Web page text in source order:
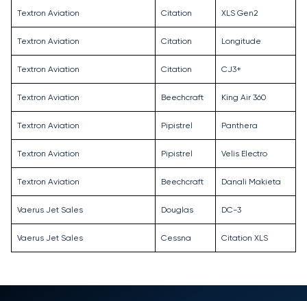
Textron Aviation Citation XLS Gen2
Textron Aviation Citation Longitude
Textron Aviation Citation CJ3+
Textron Aviation Beechcraft King Air 360
Textron Aviation Pipistrel Panthera
Textron Aviation Pipistrel Velis Electro
Textron Aviation Beechcraft Danali Makieta
Vaerus Jet Sales Douglas DC-3
Vaerus Jet Sales Cessna Citation XLS